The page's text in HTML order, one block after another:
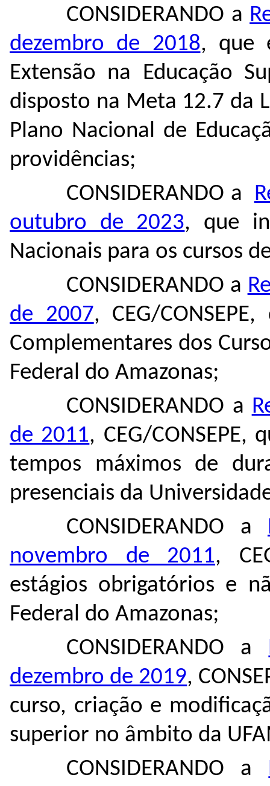
CONSIDERANDO a
dezembro de 2018, que
Extensão na Educação
disposto na Meta 12.7 da
Plano Nacional de
providências;
CONSIDERANDO a
outubro de 2023, que
Nacionais para os cursos
CONSIDERANDO a
de 2007, CEG/
Complementares dos
Federal do Amazonas;
CONSIDERANDO a
de 2011, CEG/CONSEPE,
tempos máximos de
presenciais da
CONSIDERANDO a
novembro de 2011,
estágios obrigatórios e
Federal do Amazonas;
CONSIDERANDO a
dezembro de 2019,
curso, criação e
superior no âmbito da
CONSIDERANDO a